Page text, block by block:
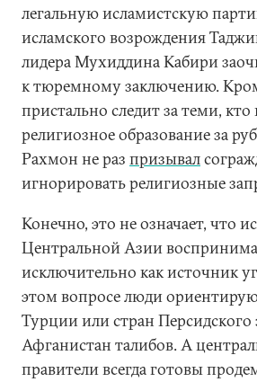
легальную исламистскую
исламского возрождения
лидера Мухиддина Кабири
к тюремному заключению.
пристально следит за теми, кто
религиозное образование за
Рахмон не раз призывал
игнорировать религиозные
Конечно, это не означает, что
Центральной Азии
исключительно как источник
этом вопросе люди
Турции или стран Персидского
Афганистан талибов. А
правители всегда готовы